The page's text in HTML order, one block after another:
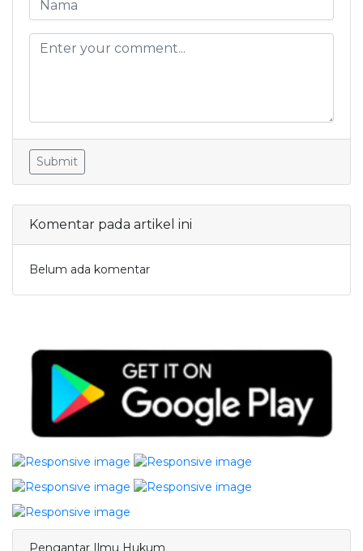
Submit
Komentar pada artikel ini
Belum ada komentar
Pengantar Ilmu Hukum